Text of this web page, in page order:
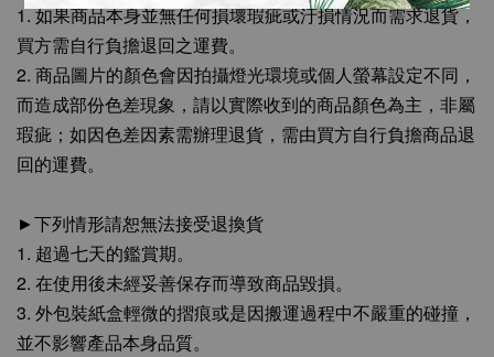
1. 如果商品本身並無任何損壞瑕疵或汙損情況而需求退貨，
買方需自行負擔退回之運費。
2. 商品圖片的顏色會因拍攝燈光環境或個人螢幕設定不同，
而造成部份色差現象，請以實際收到的商品顏色為主，非屬
瑕疵；如因色差因素需辦理退貨，需由買方自行負擔商品退
回的運費。
►下列情形請恕無法接受退換貨
1. 超過七天的鑑賞期。
2. 在使用後未經妥善保存而導致商品毀損。
3. 外包裝紙盒輕微的摺痕或是因搬運過程中不嚴重的碰撞，
並不影響產品本身品質。